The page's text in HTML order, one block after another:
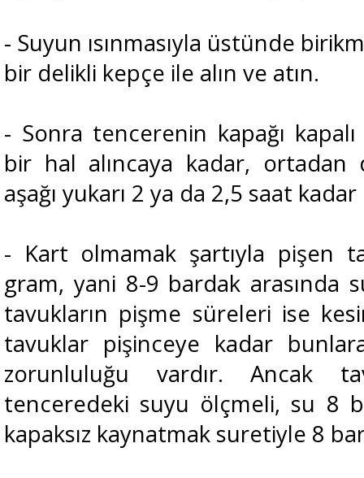
- Suyun ısınmasıyla üstünde
bir delikli kepçe ile alın ve atın.
- Sonra tencerenin kapağı
bir hal alıncaya kadar, ortadan
aşağı yukarı 2 ya da 2,5 saat kadar
- Kart olmamak şartıyla pişen
gram, yani 8-9 bardak arasında
tavukların pişme süreleri ise
tavuklar pişinceye kadar
zorunluluğu vardır. Ancak
tenceredeki suyu ölçmeli, su 8
kapaksız kaynatmak suretiyle 8